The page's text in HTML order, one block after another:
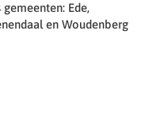
Ede,
en Woudenberg